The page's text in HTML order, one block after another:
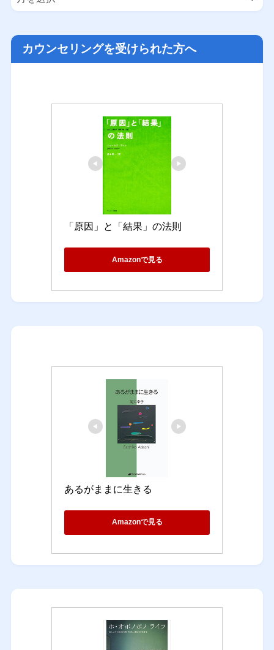
カウンセリングを受けられた方へ
「原因」と「結果」の法則
Amazonで見る
あるがままに生きる
Amazonで見る